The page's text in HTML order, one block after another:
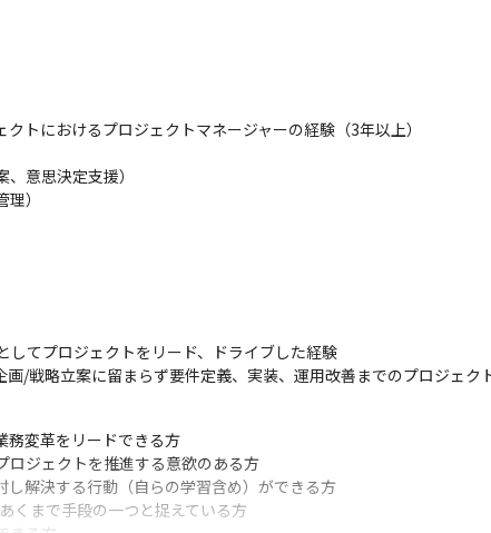
システム構築プロジェクトに参画いただける人材を募集しています
けながら自らも成長し、食の流通インフラを支える社会的な役割を
欲ある方のご応募をお待ちしています。
式会社出向）
トにおけるプロジェクトマネージャーの経験（3年以上）
意思決定支援）
）
してプロジェクトをリード、ドライブした経験
画/戦略立案に留まらず要件定義、実装、運用改善までのプロジェク
務変革をリードできる方
ロジェクトを推進する意欲のある方
し解決する行動（自らの学習含め）ができる方
くまで手段の一つと捉えている方